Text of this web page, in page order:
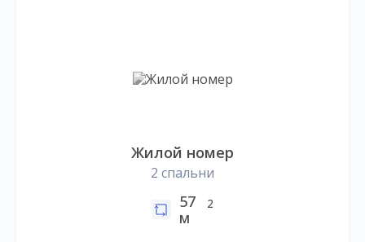
Жилой номер
2 спальни
57
м
2